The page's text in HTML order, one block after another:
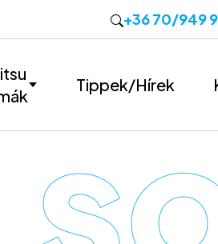
+36 70/949
Tippek/Hírek